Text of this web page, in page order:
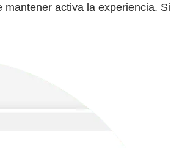
activa la experiencia.